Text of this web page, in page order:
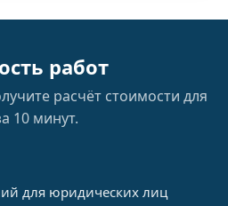
работ
расчёт стоимости для
10 минут.
для юридических лиц